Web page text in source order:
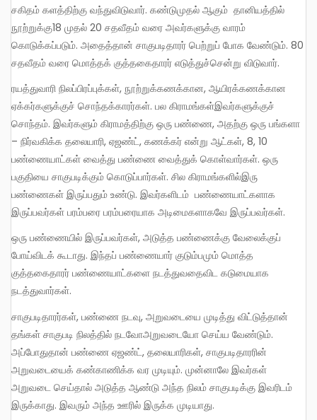
சகிதம் களத்திற்கு வந்துவிடுவார். கண்டுமுதல் ஆகும் தானியத்தில்
நூற்றுக்கு18 முதல் 20 சதவீதம் வரை அவர்களுக்கு வாரம்
கொடுக்கப்படும். அதைத்தான் சாகுபடிதாரர் பெற்றுப் போக வேண்டும். 80
சதவீதம் வரை மொத்தக் குத்தகைதாரர் எடுத்துச்சென்று விடுவார்.
ரயத்துவாரி நிலப்பிரப்புக்கள், நூற்றுக்கணக்கான, ஆயிரக்கணக்கான
ஏக்கர்களுக்குச் சொந்தக்காரர்கள். பல கிராமங்கள்இவர்களுக்குச்
சொந்தம். இவர்களும் கிராமத்திற்கு ஒரு பண்ணை, அதற்கு ஒரு பங்களா
– நிர்வகிக்க தலையாரி, ஏஜண்ட், கணக்கர் என்று ஆட்கள், 8, 10
பண்ணையாட்கள் வைத்து பண்ணை வைத்துக் கொள்வார்கள். ஒரு
பகுதியை சாகுபடிக்கும் கொடுப்பார்கள். சில கிராமங்களில்இரு
பண்ணைகள் இருப்பதும் உண்டு. இவர்களிடம் பண்ணையாட்களாக
இருப்பவர்கள் பரம்பரை பரம்பரையாக அடிமைகளாகவே இருப்பவர்கள்.
ஒரு பண்ணையில் இருப்பவர்கள், அடுத்த பண்ணைக்கு வேலைக்குப்
போய்விடக் கூடாது. இந்தப் பண்ணையார் குடும்பமும் மொத்த
குத்தகைதாரர் பண்ணையாட்களை நடத்துவதைவிட கடுமையாக
நடத்துவார்கள்.
சாகுபடிதாரர்கள், பண்ணை நடவு, அறுவடையை முடித்து விட்டுத்தான்
தங்கள் சாகுபடி நிலத்தில் நடவோஅறுவடையோ செய்ய வேண்டும்.
அப்போதுதான் பண்ணை ஏஜண்ட், தலையாரிகள், சாகுபடிதாரரின்
அறுவடையைக் கண்காணிக்க வர முடியும். முன்னாலே இவர்கள்
அறுவடை செய்தால் அடுத்த ஆண்டு அந்த நிலம் சாகுபடிக்கு இவரிடம்
இருக்காது. இவரும் அந்த ஊரில் இருக்க முடியாது.